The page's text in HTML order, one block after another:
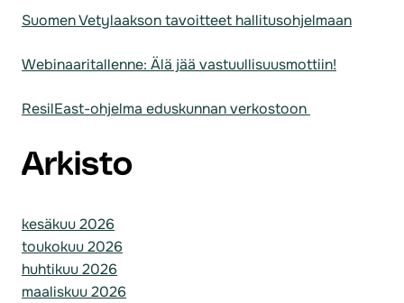
Suomen Vetylaakson tavoitteet hallitusohjelmaan
Webinaaritallenne: Älä jää vastuullisuusmottiin!
ResilEast-ohjelma eduskunnan verkostoon
Arkisto
kesäkuu 2026
toukokuu 2026
huhtikuu 2026
maaliskuu 2026